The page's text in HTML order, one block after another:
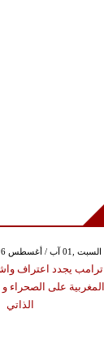
GMT 20:58 2026 السبت ,01 آب / أغسطس
ترامب يجدد اعتراف
المغربية على الصحراء و
الذاتي